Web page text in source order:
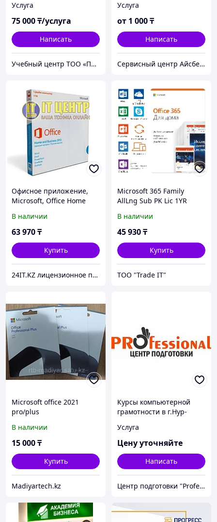
Услуга
75 000₸/услуга
Написать
Учебный центр ТОО «ПРОГРЕСС&CO»
Услуга
от 1 000₸
Написать
Сервисный центр Айсберг24
Офисное приложение,
Microsoft, Office Home
bit, Russian, Box
В наличии
63 970₸
Купить
24IT.KZ лицензионное программное обеспечение и комплектующие для ноутбуков
Microsoft 365 Family
AllLng Sub PK Lic 1YR
В наличии
45 930₸
Купить
ТОО "Trade IT"
Microsoft office 2021
pro/plus
В наличии
15 000₸
Купить
Madiyartech.kz
Курсы компьютерной
грамотности в г.Нур-
Услуга
Цену уточняйте
Написать
Центр подготовки "Professional"